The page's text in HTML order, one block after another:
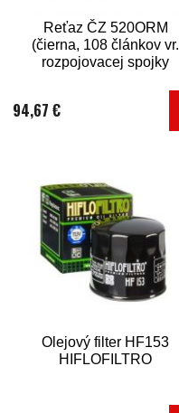
Reťaz ČZ 520ORM
(čierna, 108 článkov vr.
rozpojovacej spojky
94,67 €
Olejový filter HF153
HIFLOFILTRO